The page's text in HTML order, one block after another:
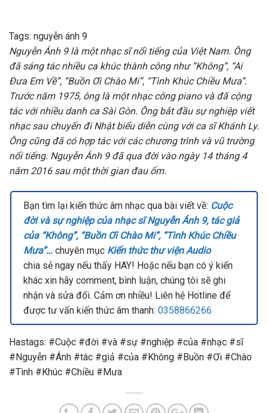
Tags: nguyễn ánh 9
Nguyễn Ánh 9 là một nhạc sĩ nổi tiếng của Việt Nam. Ông
đã sáng tác nhiều ca khúc thành công như “Không”, “Ai
Đưa Em Về”, “Buồn Ơi Chào Mi”, “Tình Khúc Chiều Mưa”.
Trước năm 1975, ông là một nhạc công piano và đã cộng
tác với nhiều danh ca Sài Gòn. Ông bắt đầu sự nghiệp viết
nhạc sau chuyến đi Nhật biểu diễn cùng với ca sĩ Khánh Ly.
Ông cũng đã có hợp tác với các chương trình và vũ trường
nổi tiếng. Nguyễn Ánh 9 đã qua đời vào ngày 14 tháng 4
năm 2016 sau một thời gian đau ốm.
Bạn tìm lại kiến thức âm nhạc qua bài viết về: Cuộc
đời và sự nghiệp của nhạc sĩ Nguyễn Ánh 9, tác giả
của “Không”, “Buồn Ơi Chào Mi”, “Tình Khúc Chiều
Mưa”… chuyên mục Kiến thức thư viện Audio
chia sẻ ngay nếu thấy HAY! Hoặc nếu bạn có ý kiến
khác xin hãy comment, bình luận, chúng tôi sẽ ghi
nhận và sửa đổi. Cảm ơn nhiều! Liên hệ Hotline để
được tư vấn kiến thức âm thanh: 0358866266
Hastags: #Cuộc #đời #và #sự #nghiệp #của #nhạc #sĩ
#Nguyễn #Ánh #tác #giả #của #Không #Buồn #Ơi #Chào
#Tình #Khúc #Chiều #Mưa